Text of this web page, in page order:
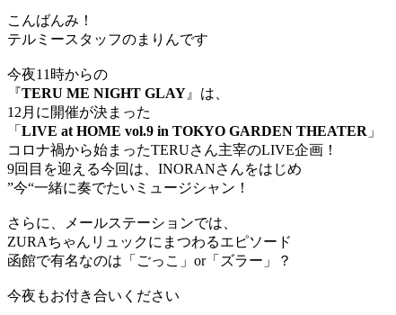
こんばんみ！
テルミースタッフのまりんです
今夜11時からの
『TERU ME NIGHT GLAY 』は、
12月に開催が決まった
「 LIVE at HOME vol.9 in TOKYO GARDEN THEATER 」
コロナ禍から始まったTERUさん主宰のLIVE企画！
9回目を迎える今回は、INORANさんをはじめ
”今“一緒に奏でたいミュージシャン！
さらに、メールステーションでは、
ZURAちゃんリュックにまつわるエピソード
函館で有名なのは「ごっこ」or「ズラー」？
今夜もお付き合いください